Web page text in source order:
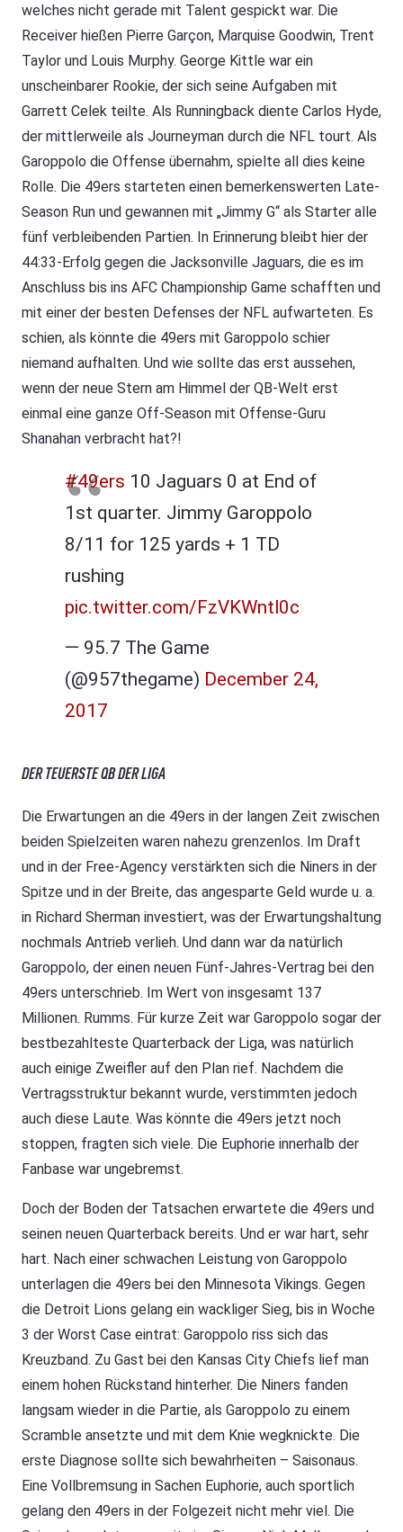
welches nicht gerade mit Talent gespickt war. Die
Receiver hießen Pierre Garçon, Marquise Goodwin, Trent
Taylor und Louis Murphy. George Kittle war ein
unscheinbarer Rookie, der sich seine Aufgaben mit
Garrett Celek teilte. Als Runningback diente Carlos Hyde,
der mittlerweile als Journeyman durch die NFL tourt. Als
Garoppolo die Offense übernahm, spielte all dies keine
Rolle. Die 49ers starteten einen bemerkenswerten Late-
Season Run und gewannen mit „Jimmy G“ als Starter alle
fünf verbleibenden Partien. In Erinnerung bleibt hier der
44:33-Erfolg gegen die Jacksonville Jaguars, die es im
Anschluss bis ins AFC Championship Game schafften und
mit einer der besten Defenses der NFL aufwarteten. Es
schien, als könnte die 49ers mit Garoppolo schier
niemand aufhalten. Und wie sollte das erst aussehen,
wenn der neue Stern am Himmel der QB-Welt erst
einmal eine ganze Off-Season mit Offense-Guru
Shanahan verbracht hat?!
#49ers 10 Jaguars 0 at End of
1st quarter. Jimmy Garoppolo
8/11 for 125 yards + 1 TD
rushing
pic.twitter.com/FzVKWntl0c
— 95.7 The Game
(@957thegame) December 24,
2017
DER TEUERSTE QB DER LIGA
Die Erwartungen an die 49ers in der langen Zeit zwischen
beiden Spielzeiten waren nahezu grenzenlos. Im Draft
und in der Free-Agency verstärkten sich die Niners in der
Spitze und in der Breite, das angesparte Geld wurde u. a.
in Richard Sherman investiert, was der Erwartungshaltung
nochmals Antrieb verlieh. Und dann war da natürlich
Garoppolo, der einen neuen Fünf-Jahres-Vertrag bei den
49ers unterschrieb. Im Wert von insgesamt 137
Millionen. Rumms. Für kurze Zeit war Garoppolo sogar der
bestbezahlteste Quarterback der Liga, was natürlich
auch einige Zweifler auf den Plan rief. Nachdem die
Vertragsstruktur bekannt wurde, verstimmten jedoch
auch diese Laute. Was könnte die 49ers jetzt noch
stoppen, fragten sich viele. Die Euphorie innerhalb der
Fanbase war ungebremst.
Doch der Boden der Tatsachen erwartete die 49ers und
seinen neuen Quarterback bereits. Und er war hart, sehr
hart. Nach einer schwachen Leistung von Garoppolo
unterlagen die 49ers bei den Minnesota Vikings. Gegen
die Detroit Lions gelang ein wackliger Sieg, bis in Woche
3 der Worst Case eintrat: Garoppolo riss sich das
Kreuzband. Zu Gast bei den Kansas City Chiefs lief man
einem hohen Rückstand hinterher. Die Niners fanden
langsam wieder in die Partie, als Garoppolo zu einem
Scramble ansetzte und mit dem Knie wegknickte. Die
erste Diagnose sollte sich bewahrheiten – Saisonaus.
Eine Vollbremsung in Sachen Euphorie, auch sportlich
gelang den 49ers in der Folgezeit nicht mehr viel. Die